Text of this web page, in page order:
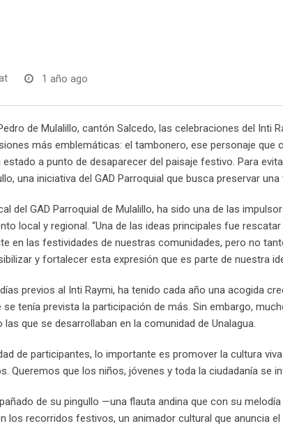
1 año ago
de Mulalillo, cantón Salcedo, las celebraciones del Inti
más emblemáticas: el tambonero, ese personaje
a punto de desaparecer del paisaje festivo. Para
una iniciativa del GAD Parroquial que busca preservar
del GAD Parroquial de Mulalillo, ha sido una de las
local y regional. “Una de las ideas principales fue
en las festividades de nuestras comunidades, pero no
y fortalecer esta expresión que es parte de nuestra
previos al Inti Raymi, ha tenido cada año una acogida
se tenía prevista la participación de más. Sin embargo,
que se desarrollaban en la comunidad de Unalagua.
de participantes, lo importante es promover la cultura
Queremos que los niños, jóvenes y toda la ciudadanía se
de su pingullo —una flauta andina que con su
los recorridos festivos, un animador cultural que anuncia